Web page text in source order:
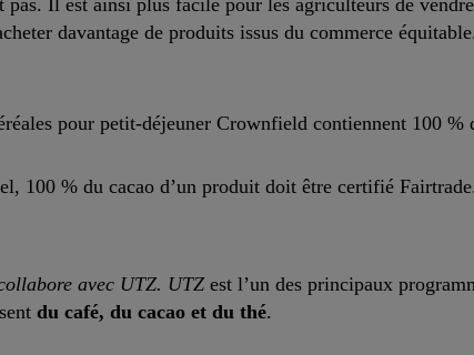
pas. Il est ainsi plus facile pour les agriculteurs de
davantage de produits issus du commerce
pour petit-déjeuner Crownfield contiennent 100 %
100 % du cacao d’un produit doit être certifié Fairtrade.
avec UTZ. UTZest l’un des principaux
du café, du cacao et du thé.